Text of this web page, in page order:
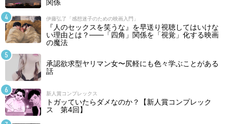
関係
伊藤弘了「感想迷子のための映画入門」
『人のセックスを笑うな』を早送り視聴してはいけな
い理由とは？――「四角」関係を「視覚」化する映画
の魔法
承認欲求型ヤリマン女〜尻軽にも色々学ぶことがある
話
新人賞コンプレックス
トガッていたらダメなのか？【新人賞コンプレック
ス 第4回】